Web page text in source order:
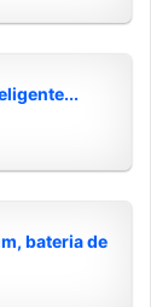
bateria de